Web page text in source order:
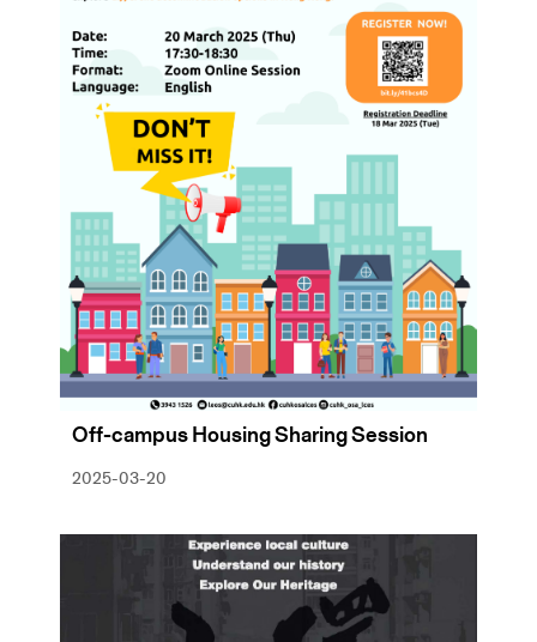
Off-campus Housing Sharing Session
2025-03-20